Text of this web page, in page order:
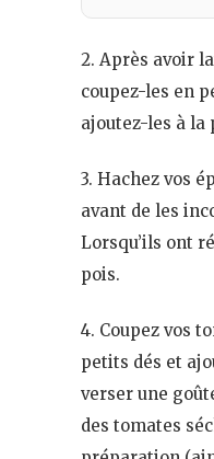
2. Après avoir
coupez-les en
ajoutez-les à la
3. Hachez vos
avant de les
Lorsqu’ils ont
pois.
4. Coupez vos
petits dés et
verser une
des tomates